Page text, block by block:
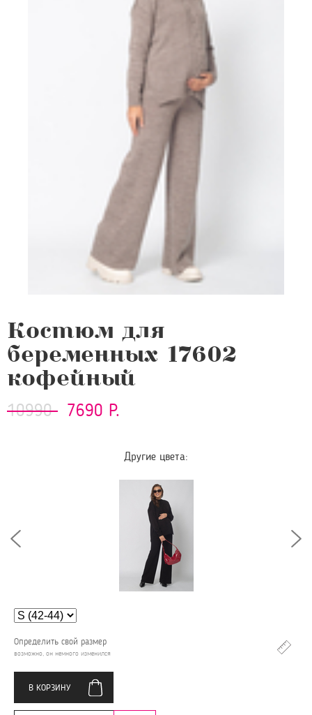
Костюм для
беременных 17602
кофейный
10990 7690 Р.
Другие цвета:
Определить свой размер
возможно, он немного изменился
В КОРЗИНУ